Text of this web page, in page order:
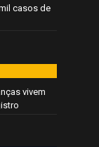
casos de
vivem